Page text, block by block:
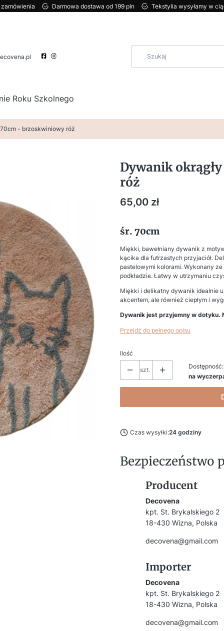
Darmowa dostawa od 199 pln Tekstylia wysyłamy w
Roku Szkolnego
- brzoskwiniowy róż
Dywanik
róż
Cena
65,00 zł
śr. 70cm
Miękki, bawełniany dywanik z
kącika dla futrzastych przyjaciół.
pastelowymi kolorami. Wykonany
podkładzie. Łatwy w utrzymaniu
Miękki i delikatny dywanik idealnie
akcentem, ale również ciepłym i
Dywanik jest przyjemny w dotyku.
Przejdź do pełnego opisu
Ilość
szt.
Dostępność:
na
Czas wysyłki:24 godziny
Bezpieczeństwo
Producent
Decovena
kpt. St. Brykalskiego 2
18-430 Wizna, Polska
decovena@gmail.com
Importer
Decovena
kpt. St. Brykalskiego 2
18-430 Wizna, Polska
decovena@gmail.com